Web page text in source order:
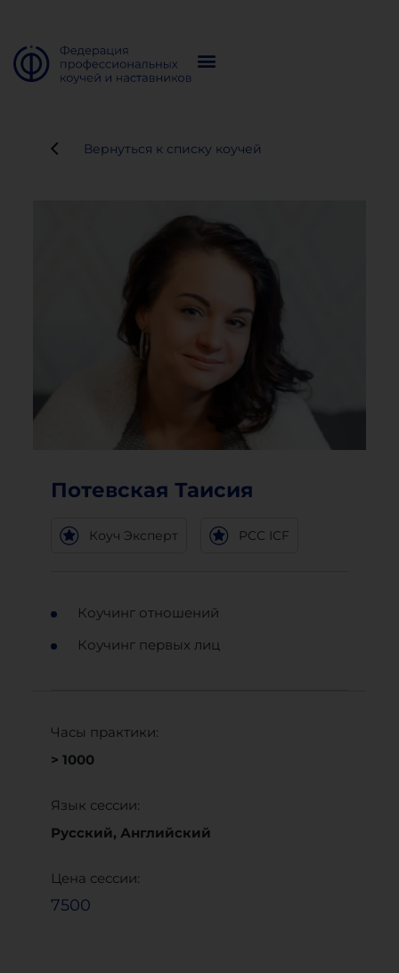
Вернуться к списку коучей
Потевская Таисия
Коуч Эксперт PCC ICF
Коучинг отношений
Коучинг первых лиц
Часы практики:
> 1000
Язык сессии:
Русский, Английский
Цена сессии:
7500